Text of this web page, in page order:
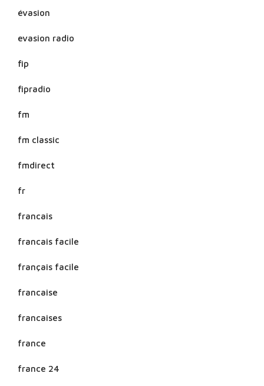
évasion
evasion radio
fip
fipradio
fm
fm classic
fmdirect
fr
francais
francais facile
français facile
francaise
francaises
france
france 24